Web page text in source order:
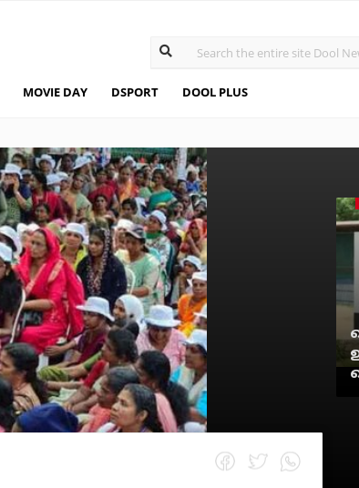
MOVIE DAY DSPORT DOOL PLUS